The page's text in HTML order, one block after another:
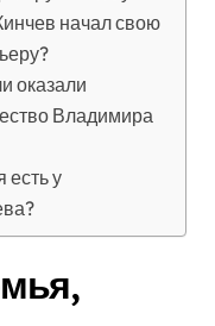
начал свою
оказали
Владимира
есть у